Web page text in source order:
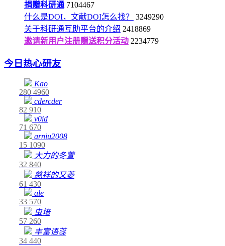
捐赠科研通 7104467
什么是DOI，文献DOI怎么找？
3249290
关于科研通互助平台的介绍 2418869
邀请新用户注册赠送积分活动 2234779
今日热心研友
Kao
280 4960
cdercder
82 910
v0id
71 670
arniu2008
15 1090
大力的冬萱
32 840
慈祥的又菱
61 430
ale
33 570
虫培
57 260
丰富语蕊
34 440